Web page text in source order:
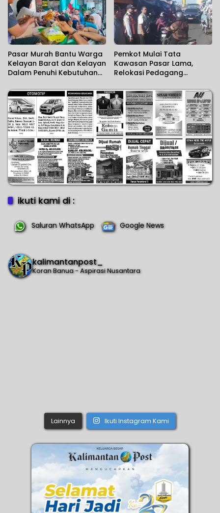
Pasar Murah Bantu Warga
Kelayan Barat dan Kelayan
Dalam Penuhi Kebutuhan
Pemkot Mulai Tata
Kawasan Pasar Lama,
Relokasi Pedagang
ikuti kami di :
Saluran WhatsApp Google News
kalimantanpost_
Koran Banua - Aspirasi Nusantara
Lainnya Ikuti Instagram Kami